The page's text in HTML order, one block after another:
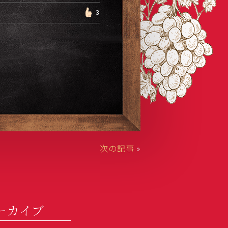
3
次の記事 »
カイブ